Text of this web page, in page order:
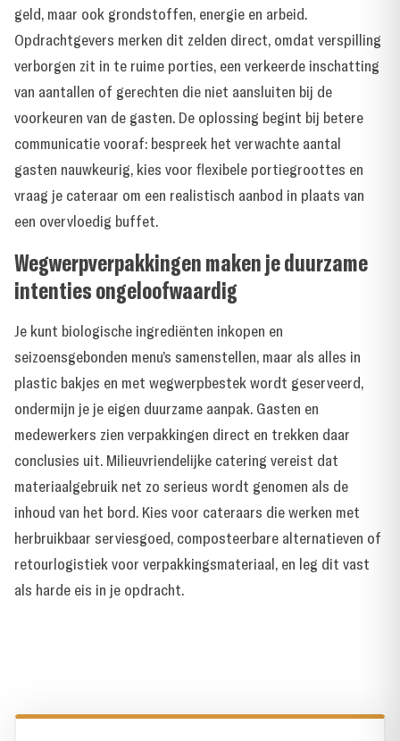
geld, maar ook grondstoffen, energie en arbeid.
Opdrachtgevers merken dit zelden direct, omdat verspilling
verborgen zit in te ruime porties, een verkeerde inschatting
van aantallen of gerechten die niet aansluiten bij de
voorkeuren van de gasten. De oplossing begint bij betere
communicatie vooraf: bespreek het verwachte aantal
gasten nauwkeurig, kies voor flexibele portiegroottes en
vraag je cateraar om een realistisch aanbod in plaats van
een overvloedig buffet.
Wegwerpverpakkingen maken je duurzame
intenties ongeloofwaardig
Je kunt biologische ingrediënten inkopen en
seizoensgebonden menu’s samenstellen, maar als alles in
plastic bakjes en met wegwerpbestek wordt geserveerd,
ondermijn je je eigen duurzame aanpak. Gasten en
medewerkers zien verpakkingen direct en trekken daar
conclusies uit. Milieuvriendelijke catering vereist dat
materiaalgebruik net zo serieus wordt genomen als de
inhoud van het bord. Kies voor cateraars die werken met
herbruikbaar serviesgoed, composteerbare alternatieven of
retourlogistiek voor verpakkingsmateriaal, en leg dit vast
als harde eis in je opdracht.